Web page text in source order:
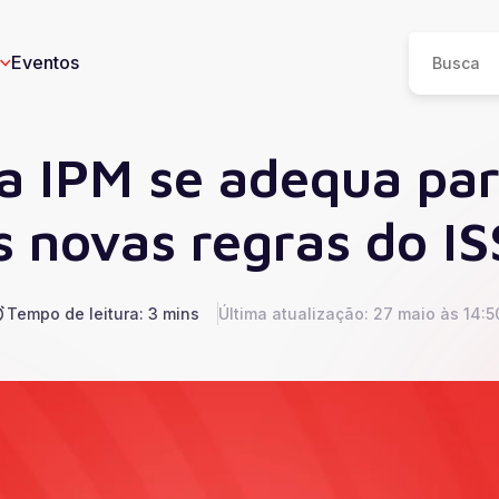
Eventos
IPM se adequa
novas regras do
Tempo de leitura: 3 mins Última atualização: 27 maio às